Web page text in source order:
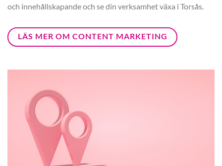
och innehållskapande och se din verksamhet växa i Torsås.
LÄS MER OM CONTENT MARKETING